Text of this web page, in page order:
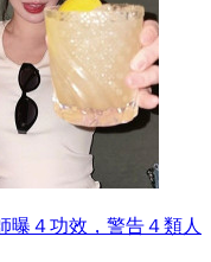
曝４功效，警告４類人